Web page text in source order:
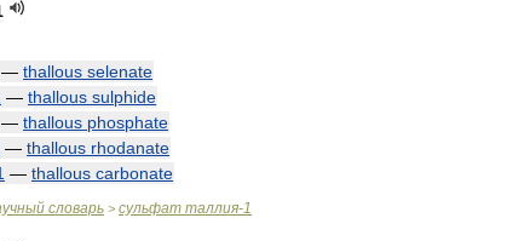
— thallous selenate
— thallous sulphide
— thallous phosphate
— thallous rhodanate
— thallous carbonate
словарь > сульфат таллия-1